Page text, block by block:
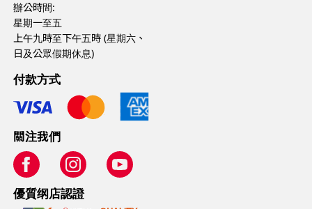
辦公時間:
星期一至五
上午九時至下午五時 (星期六、
日及公眾假期休息)
付款方式
關注我們
優質纲店認證